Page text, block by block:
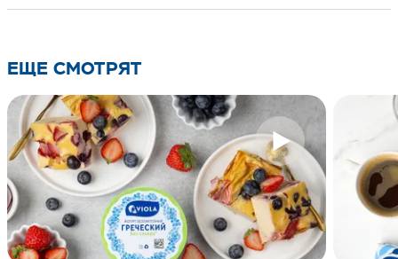
ЕЩЕ СМОТРЯТ